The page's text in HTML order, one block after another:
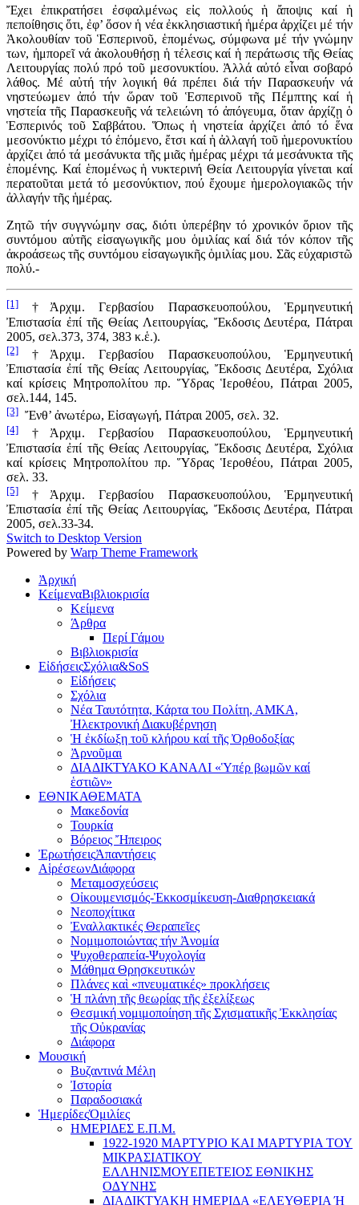
Ἔχει ἐπικρατήσει ἐσφαλμένως εἰς πολλούς ἡ ἄποψις καί ἡ
πεποίθησις ὅτι, ἐφ’ ὅσον ἡ νέα ἐκκλησιαστική ἡμέρα ἀρχίζει μέ τήν
Ἀκολουθίαν τοῦ Ἑσπερινοῦ, ἑπομένως, σύμφωνα μέ τήν γνώμην
των, ἠμπορεῖ νά ἀκολουθήσῃ ἡ τέλεσις καί ἡ περάτωσις τῆς Θείας
Λειτουργίας πολύ πρό τοῦ μεσονυκτίου. Ἀλλά αὐτό εἶναι σοβαρό
λάθος. Μέ αὐτή τήν λογική θά πρέπει διά τήν Παρασκευήν νά
νηστεύωμεν ἀπό τήν ὥραν τοῦ Ἑσπερινοῦ τῆς Πέμπτης καί ἡ
νηστεία τῆς Παρασκευῆς νά τελειώνη τό ἀπόγευμα, ὅταν ἀρχίζῃ ὁ
Ἑσπερινός τοῦ Σαββάτου. Ὅπως ἡ νηστεία ἀρχίζει ἀπό τό ἕνα
μεσονύκτιο μέχρι τό ἑπόμενο, ἔτσι καί ἡ ἀλλαγή τοῦ ἡμερονυκτίου
ἀρχίζει ἀπό τά μεσάνυκτα τῆς μιᾶς ἡμέρας μέχρι τά μεσάνυκτα τῆς
ἑπομένης. Καί ἑπομένως ἡ νυκτερινή Θεία Λειτουργία γίνεται καί
περατοῦται μετά τό μεσονύκτιον, πού ἔχουμε ἡμερολογιακῶς τήν
ἀλλαγήν τῆς ἡμέρας.
Ζητῶ τήν συγγνώμην σας, διότι ὑπερέβην τό χρονικόν ὅριον τῆς
συντόμου αὐτῆς εἰσαγωγικῆς μου ὁμιλίας καί διά τόν κόπον τῆς
ἀκροάσεως τῆς συντόμου εἰσαγωγικῆς ὁμιλίας μου. Σᾶς εὐχαριστῶ
πολύ.-
[1] †Ἀρχιμ. Γερβασίου Παρασκευοπούλου, Ἑρμηνευτική
Ἐπιστασία ἐπί τῆς Θείας Λειτουργίας, Ἔκδοσις Δευτέρα, Πάτραι
2005, σελ.373, 374, 383 κ.ἑ.).
[2] †Ἀρχιμ. Γερβασίου Παρασκευοπούλου, Ἑρμηνευτική
Ἐπιστασία ἐπί τῆς Θείας Λειτουργίας, Ἔκδοσις Δευτέρα, Σχόλια
καί κρίσεις Μητροπολίτου πρ. Ὕδρας Ἱεροθέου, Πάτραι 2005,
σελ.144, 145.
[3] Ἔνθ’ ἀνωτέρω, Εἰσαγωγή, Πάτραι 2005, σελ. 32.
[4] †Ἀρχιμ. Γερβασίου Παρασκευοπούλου, Ἑρμηνευτική
Ἐπιστασία ἐπί τῆς Θείας Λειτουργίας, Ἔκδοσις Δευτέρα, Σχόλια
καί κρίσεις Μητροπολίτου πρ. Ὕδρας Ἱεροθέου, Πάτραι 2005,
σελ. 33.
[5] †Ἀρχιμ. Γερβασίου Παρασκευοπούλου, Ἑρμηνευτική
Ἐπιστασία ἐπί τῆς Θείας Λειτουργίας, Ἔκδοσις Δευτέρα, Πάτραι
2005, σελ.33-34.
Switch to Desktop Version
Powered by Warp Theme Framework
Ἀρχική
ΚείμεναΒιβλιοκρισία
Κείμενα
Άρθρα
Περί Γάμου
Βιβλιοκρισία
ΕἰδήσειςΣχόλια&SoS
Εἰδήσεις
Σχόλια
Νέα Ταυτότητα, Κάρτα του Πολίτη, ΑΜΚΑ,
Ἠλεκτρονική Διακυβέρνηση
Ἡ ἐκδίωξη τοῦ κλήρου καί τῆς Ὀρθοδοξίας
Ἀρνοῦμαι
ΔΙΑΔΙΚΤΥΑΚΟ ΚΑΝΑΛΙ «Ὑπέρ βωμῶν καί
ἑστιῶν»
ΕΘΝΙΚΑΘΕΜΑΤΑ
Μακεδονία
Τουρκία
Βόρειος Ἤπειρος
ἘρωτήσειςἈπαντήσεις
ΑἱρέσεωνΔιάφορα
Μεταμοσχεύσεις
Οἰκουμενισμός-Ἐκκοσμίκευση-Διαθρησκειακά
Νεοποχίτικα
Ἐναλλακτικές Θεραπεῖες
Νομιμοποιώντας τήν Ἀνομία
Ψυχοθεραπεία-Ψυχολογία
Μάθημα Θρησκευτικών
Πλάνες καὶ «πνευματικές» προκλήσεις
Ἡ πλάνη τῆς θεωρίας τῆς ἐξελίξεως
Θεσμική νομιμοποίηση τῆς Σχισματικῆς Ἐκκλησίας
τῆς Οὐκρανίας
Διάφορα
Μουσική
Βυζαντινά Μέλη
Ἰστορία
Παραδοσιακά
ἩμερίδεςὉμιλίες
ΗΜΕΡΙΔΕΣ Ε.Π.Μ.
1922-1920 ΜΑΡΤΥΡΙΟ ΚΑI ΜΑΡΤΥΡIΑ ΤΟΥ
ΜΙΚΡΑΣΙΑΤΙΚΟΥ
EΛΛΗΝΙΣΜΟΥEΠEΤΕΙΟΣ EΘΝΙΚHΣ
O∆YΝΗΣ
ΔΙΑΔΙΚΤΥΑΚΗ ΗΜΕΡΙΔΑ «EΛΕΥΘΕΡΙΑ Ή